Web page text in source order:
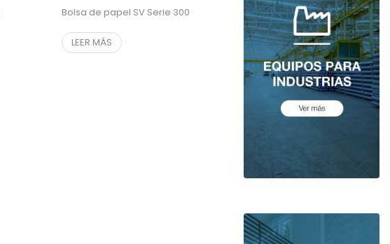
Bolsa de papel SV Serie 300
LEER MÁS